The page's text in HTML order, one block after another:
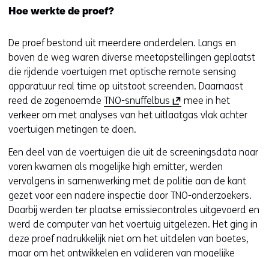
Hoe werkte de proef?
De proef bestond uit meerdere onderdelen. Langs en
boven de weg waren diverse meetopstellingen geplaatst
die rijdende voertuigen met optische remote sensing
apparatuur real time op uitstoot screenden. Daarnaast
reed de zogenoemde TNO-snuffelbus (
o
n
t
i
n
n
i
e
mee in het
verkeer om met analyses van het uitlaatgas vlak achter
voertuigen metingen te doen.
Een deel van de voertuigen die uit de screeningsdata naar
voren kwamen als mogelijke high emitter, werden
vervolgens in samenwerking met de politie aan de kant
gezet voor een nadere inspectie door TNO-onderzoekers.
Daarbij werden ter plaatse emissiecontroles uitgevoerd en
werd de computer van het voertuig uitgelezen. Het ging in
deze proef nadrukkelijk niet om het uitdelen van boetes,
maar om het ontwikkelen en valideren van mogelijke